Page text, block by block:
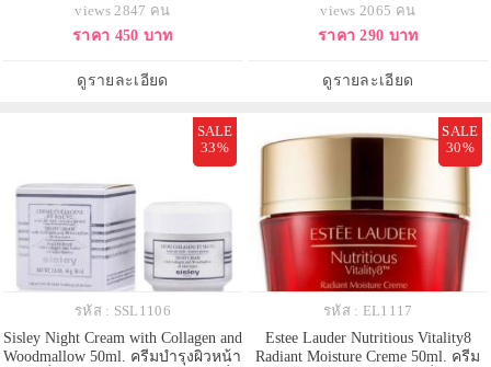
กระจ่างใส เนื้อสัมผัสบางเบาราวไร้
น้ำหนัก ซึมซาบเร็ว มอบความชุ่ม
สว่าง สดใส จุดด่างดำ และ ปัญหาสี
ผิวจางลง ล
views 2847 คน
ราคา 450 บาท
ดูรายละเอียด
นุ่มชุ่มชื่น กระชับ ไร้ริ้วรอยแห่งวัย
ด้วยส่วนผสมของชาดำเข้มข้น ที่
ด้วยโกจิเบอรี่ ที่ช่วยกระตุ้นการผลิต
คอลลาเจนและอีลาส
views 2065 คน
ราคา 290 บาท
ดูรายละเอียด
SALE
33%
รหัส : SSL1106
Sisley Night Cream with Collagen and
Woodmallow 50ml. ครีมบำรุงผิวหน้า
SALE
30%
รหัส : EL1117
Estee Lauder Nutritious Vitality8
Radiant Moisture Creme 50ml. ครีม